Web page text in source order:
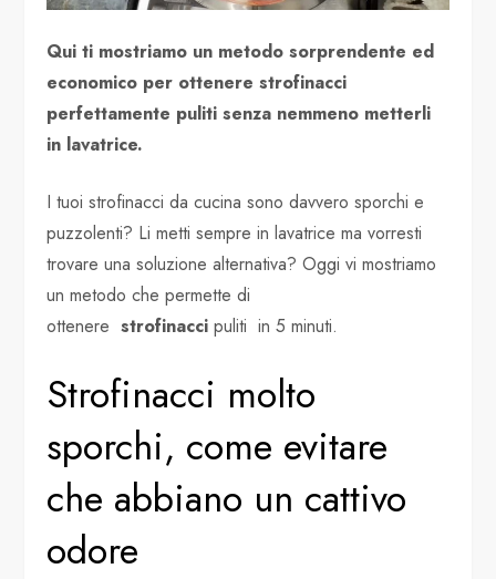
Qui ti mostriamo un metodo sorprendente ed
economico per ottenere strofinacci
perfettamente puliti senza nemmeno metterli
in lavatrice.
I tuoi strofinacci da cucina sono davvero sporchi e
puzzolenti? Li metti sempre in lavatrice ma vorresti
trovare una soluzione alternativa? Oggi vi mostriamo
un metodo che permette di
ottenerestrofinacci puliti in 5 minuti.
Strofinacci molto
sporchi, come evitare
che abbiano un cattivo
odore